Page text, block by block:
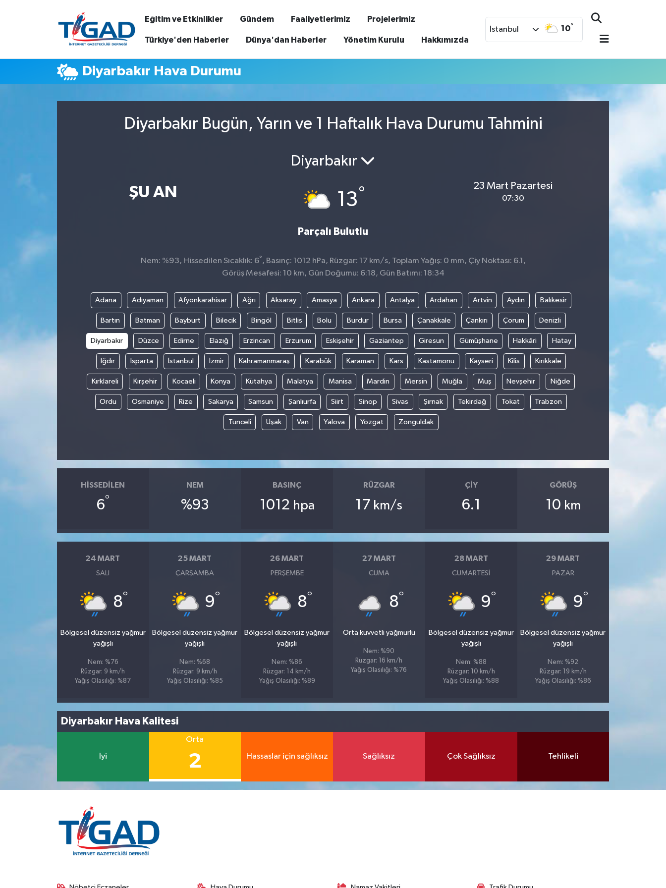
Eğitim ve Etkinlikler Gündem Faaliyetlerimiz Projelerimiz
Türkiye'den Haberler Dünya'dan Haberler Yönetim Kurulu Hakkımızda
İstanbul 10°
Diyarbakır Hava Durumu
Diyarbakır Bugün, Yarın ve 1 Haftalık Hava Durumu Tahmini
ŞU AN
Diyarbakır
13°
Parçalı Bulutlu
23 Mart Pazartesi
07:30
Nem: %93, Hissedilen Sıcaklık: 6° , Basınç: 1012 hPa, Rüzgar: 17 km/s, Toplam Yağış: 0 mm, Çiy Noktası: 6.1,
Görüş Mesafesi: 10 km, Gün Doğumu: 6:18, Gün Batımı: 18:34
Adana Adıyaman Afyonkarahisar Ağrı Aksaray Amasya Ankara Antalya Ardahan Artvin Aydın Balıkesir
Bartın Batman Bayburt Bilecik Bingöl Bitlis Bolu Burdur Bursa Çanakkale Çankırı Çorum Denizli
Diyarbakır Düzce Edirne Elazığ Erzincan Erzurum Eskişehir Gaziantep Giresun Gümüşhane Hakkâri Hatay
Iğdır Isparta İstanbul İzmir Kahramanmaraş Karabük Karaman Kars Kastamonu Kayseri Kilis Kırıkkale
Kırklareli Kırşehir Kocaeli Konya Kütahya Malatya Manisa Mardin Mersin Muğla Muş Nevşehir Niğde
Ordu Osmaniye Rize Sakarya Samsun Şanlıurfa Siirt Sinop Sivas Şırnak Tekirdağ Tokat Trabzon
Tunceli Uşak Van Yalova Yozgat Zonguldak
HISSEDILEN
6°
NEM
%93
BASINÇ
1012 hpa
RÜZGAR
17 km/s
ÇIY
6.1
GÖRÜŞ
10 km
24 MART
SALI
8°
Bölgesel düzensiz yağmur
yağışlı
Nem: %76
Rüzgar: 9 km/h
Yağış Olasılığı: %87
25 MART
ÇARŞAMBA
9°
Bölgesel düzensiz yağmur
yağışlı
Nem: %68
Rüzgar: 9 km/h
Yağış Olasılığı: %85
26 MART
PERŞEMBE
8°
Bölgesel düzensiz yağmur
yağışlı
Nem: %86
Rüzgar: 14 km/h
Yağış Olasılığı: %89
27 MART
CUMA
8°
Orta kuvvetli yağmurlu
Nem: %90
Rüzgar: 16 km/h
Yağış Olasılığı: %76
28 MART
CUMARTESI
9°
Bölgesel düzensiz yağmur
yağışlı
Nem: %88
Rüzgar: 10 km/h
Yağış Olasılığı: %88
29 MART
PAZAR
9°
Bölgesel düzensiz yağmur
yağışlı
Nem: %92
Rüzgar: 19 km/h
Yağış Olasılığı: %86
Diyarbakır Hava Kalitesi
İyi
Orta
2 Hassaslar için sağlıksız Sağlıksız Çok Sağlıksız Tehlikeli
Nöbetçi Eczaneler
Hava Durumu